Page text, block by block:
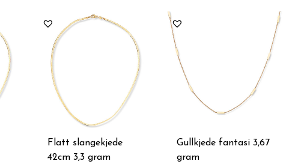
Flatt slangekjede
42cm 3,3 gram
Gullkjede fantasi 3,67
gram